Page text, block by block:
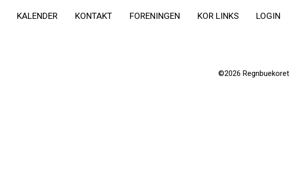
KALENDER KONTAKT FORENINGEN KOR LINKS LOGIN
©2026 Regnbuekoret